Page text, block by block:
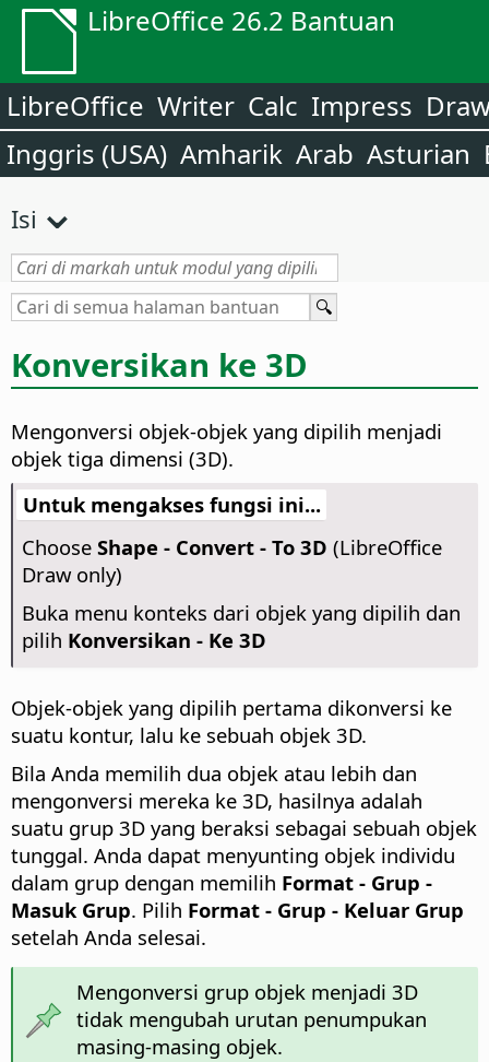
LibreOffice 26.2 Bantuan
LibreOffice Writer Calc Impress
Inggris (USA) Amharik Arab Asturian
Isi
Konversikan ke 3D
Mengonversi objek-objek yang dipilih menjadi
objek tiga dimensi (3D).
Untuk mengakses fungsi ini...
Choose Shape - Convert - To 3D (LibreOffice
Draw only)
Buka menu konteks dari objek yang dipilih dan
pilih Konversikan - Ke 3D
Objek-objek yang dipilih pertama dikonversi ke
suatu kontur, lalu ke sebuah objek 3D.
Bila Anda memilih dua objek atau lebih dan
mengonversi mereka ke 3D, hasilnya adalah
suatu grup 3D yang beraksi sebagai sebuah objek
tunggal. Anda dapat menyunting objek individu
dalam grup dengan memilih Format - Grup -
Masuk Grup. Pilih Format - Grup - Keluar Grup
setelah Anda selesai.
Mengonversi grup objek menjadi 3D
tidak mengubah urutan penumpukan
masing-masing objek.